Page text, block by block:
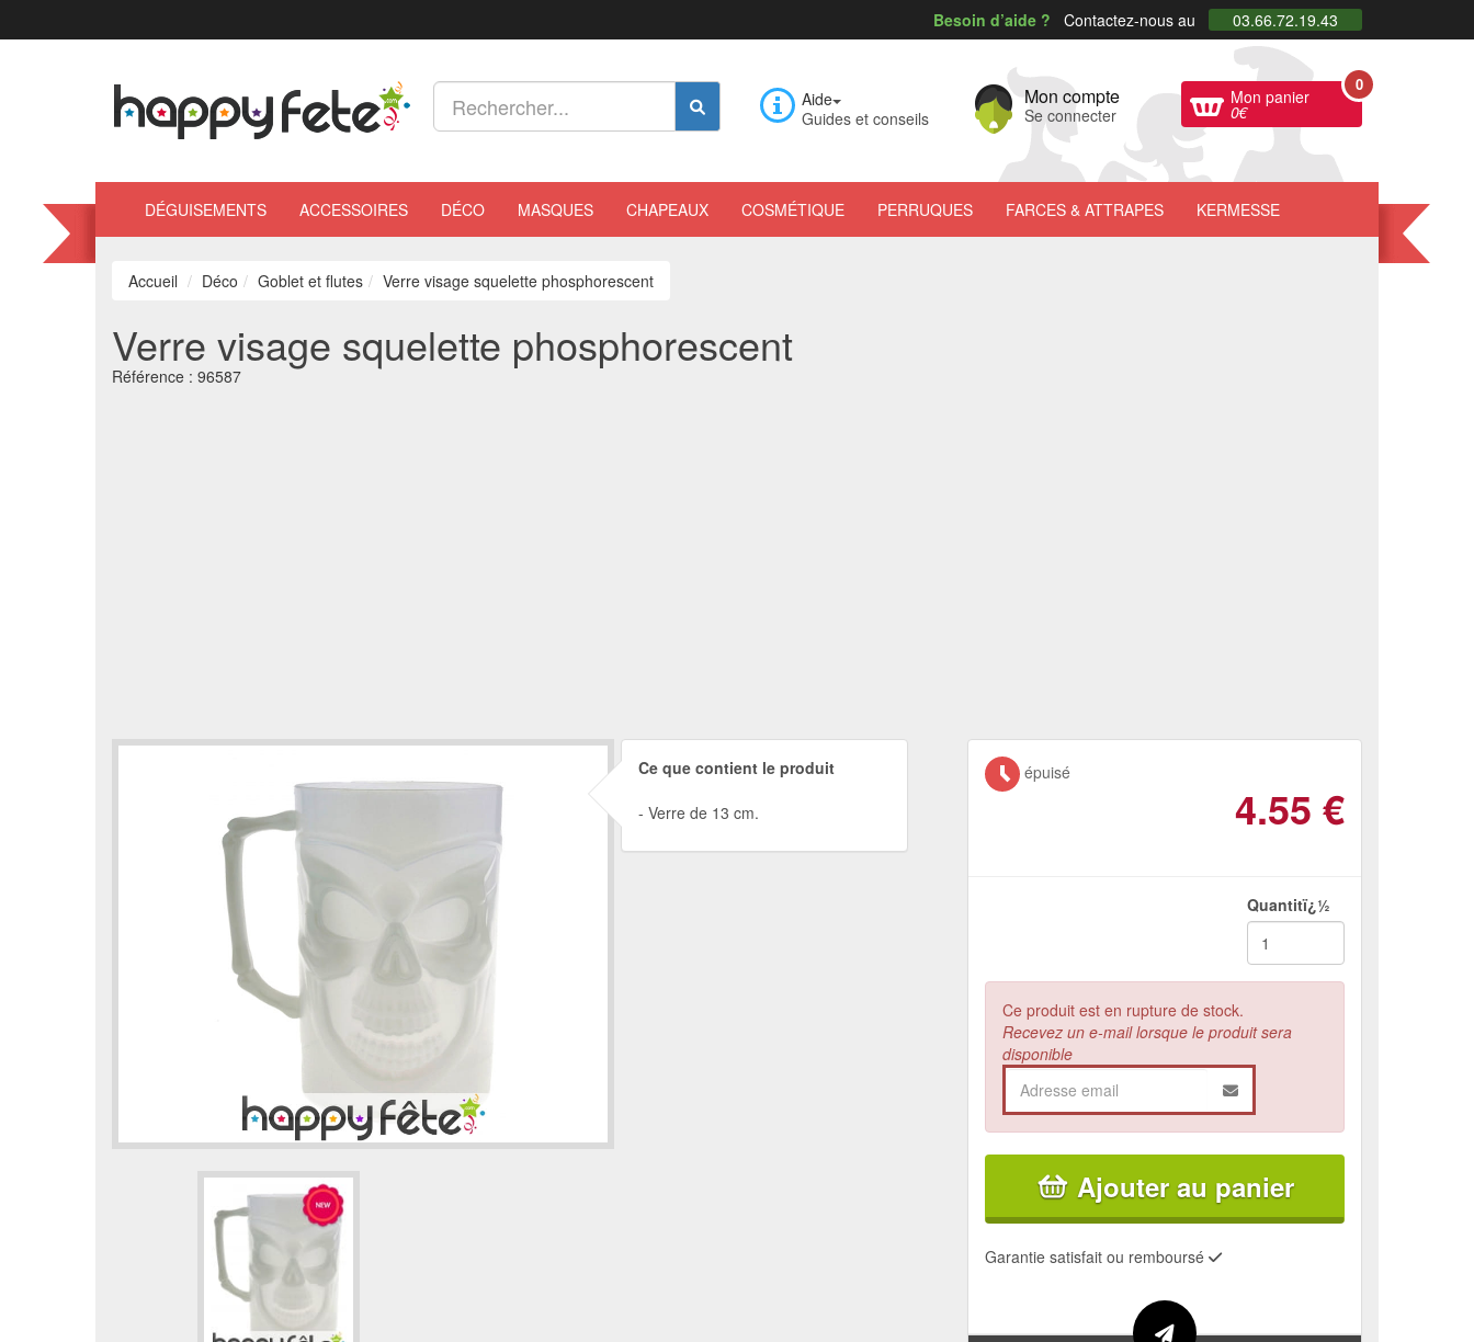
Besoin d’aide ? Contactez-nous au 03.66.72.19.43
Aide
Guides et conseils
Mon compte
Se connecter
Mon panier
0€
0
DÉGUISEMENTS ACCESSOIRES DÉCO MASQUES CHAPEAUX COSMÉTIQUE PERRUQUES FARCES & ATTRAPES KERMESSE
Accueil Déco Goblet et flutes Verre visage squelette phosphorescent
Verre visage squelette phosphorescent
Référence : 96587
Ce que contient le produit
Verre de 13 cm.
épuisé
4.55 €
Quantitï¿½
Ce produit est en rupture de stock.
Recevez un e-mail lorsque le produit sera
disponible
Ajouter au panier
Garantie satisfait ou remboursé